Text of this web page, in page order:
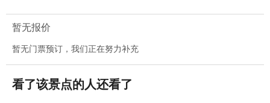
暂无报价
暂无门票预订，我们正在努力补充
看了该景点的人还看了